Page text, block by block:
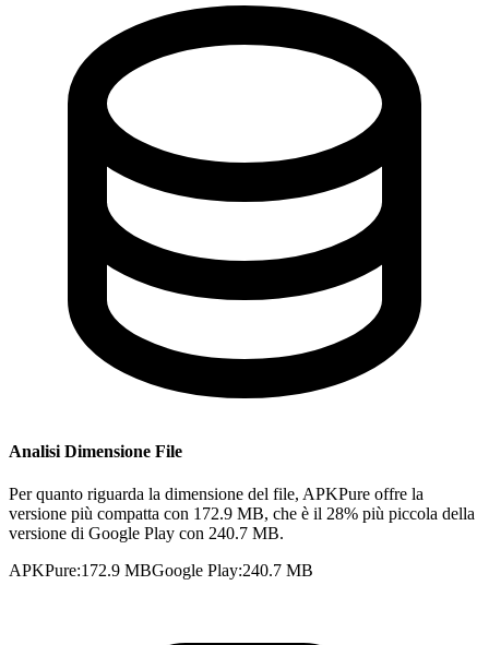
Analisi Dimensione File
Per quanto riguarda la dimensione del file, APKPure offre la
versione più compatta con 172.9 MB, che è il 28% più piccola della
versione di Google Play con 240.7 MB.
APKPure:172.9 MBGoogle Play:240.7 MB